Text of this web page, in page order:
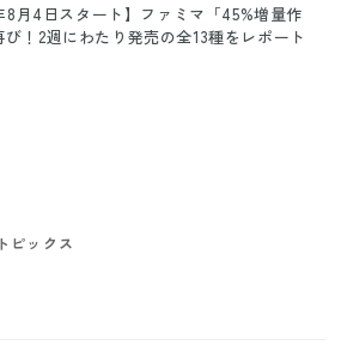
8月4日スタート】ファミマ「45%増量作
！2週にわたり発売の全13種をレポート
ピックス